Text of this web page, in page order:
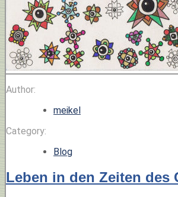
Author:
meikel
Category:
Blog
Leben in den Zeiten des